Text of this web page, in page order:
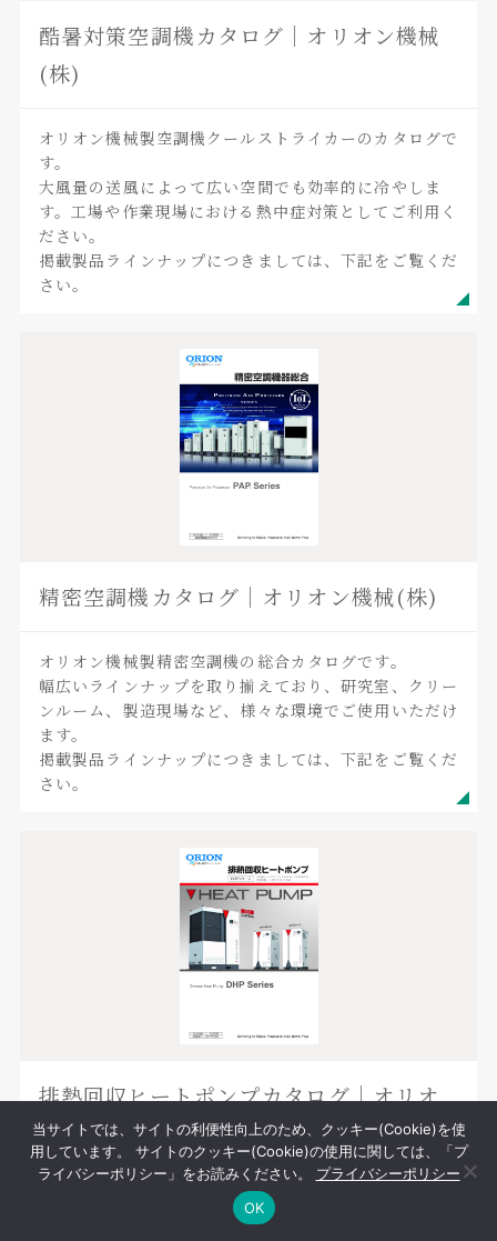
酷暑対策空調機カタログ｜オリオン機械
(株)
オリオン機械製空調機クールストライカーのカタログで
す。
大風量の送風によって広い空間でも効率的に冷やしま
す。工場や作業現場における熱中症対策としてご利用く
ださい。
掲載製品ラインナップにつきましては、下記をご覧くだ
さい。
精密空調機カタログ｜オリオン機械(株)
オリオン機械製精密空調機の総合カタログです。
幅広いラインナップを取り揃えており、研究室、クリー
ンルーム、製造現場など、様々な環境でご使用いただけ
ます。
掲載製品ラインナップにつきましては、下記をご覧くだ
さい。
排熱回収ヒートポンプカタログ｜オリオ
ン機械(株)
オリオン機械製排熱回収ヒートポンプDHPシリーズを
当サイトでは、サイトの利便性向上のため、クッキー(Cookie)を使
用しています。 サイトのクッキー(Cookie)の使用に関しては、「プ
ライバシーポリシー」をお読みください。 プライバシーポリシー
OK